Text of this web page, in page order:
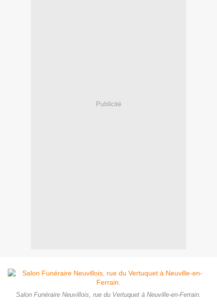
Publicité
Salon Funéraire Neuvillois, rue du Vertuquet à Neuville-en-Ferrain.